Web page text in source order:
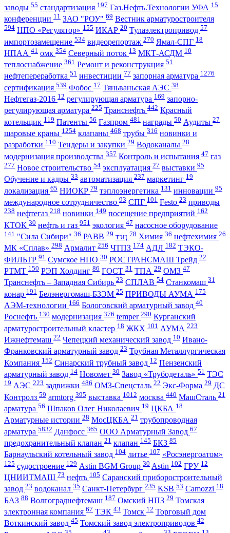
заводы 55 стандартизация 197 Газ.Нефть.Технологии УФА 15
конференции 11 ЗАО "РОУ" 69 Вестник арматуростроителя
594 НПО «Регулятор» 155 ИКАР 20 Тулаэлектропривод 57
импортозамещение 534 видеорепортаж 270 Ямал-СПГ 18
НПАА 41 омк 354 Северный поток 13 МКТ-АСДМ 10
теплоснабжение 361 Ремонт и реконструкция 51
нефтепереработка 51 инвестиции 77 запорная арматура 1276
сертификация 539 Фобос 17 Тяньваньская АЭС 38
Нефтегаз-2016 12 регулирующая арматура 169 запорно-
регулирующая арматура 225 Транснефть 442 Красный
котельщик 119 Патенты 56 Газпром 481 награды 50 Аудиты 27
шаровые краны 1254 клапаны 468 трубы 316 новинки и
разработки 110 Тендеры и закупки 29 Водоканалы 28
модернизация производства 357 Контроль и испытания 47 газ
277 Новое строительство 54 эксплуатация 27 выставки 95
Обучение и кадры 33 автоматизация 237 маркетинг 19
локализация 65 НИОКР 79 тэплоэнергетика 131 инновации 95
международное сотрудничество 93 СПГ 101 Festo 23 приводы
238 нефтегаз 218 новинки 149 посещение предприятий 162
КТОК 30 нефть и газ 951 экология 47 насосное оборудование
141 "Сила Сибири" 36 РАВВ 29 тэц 78 Химия 36 нефтехимия 26
МК «Сплав» 298 Армалит 256 ЧТПЗ 174 АДЛ 182 ТЭКО-
ФИЛЬТР 91 Сумское НПО 30 РОСТРАНСМАШ Трейд 22
РТМТ 150 РЭП Холдинг 86 ГОСТ 31 ТПА 29 ОМЗ 47
Транснефть – Западная Сибирь 23 СПЛАВ 54 Станкомаш 31
конар 191 Белэнергомаш-БЗЭМ 25 ПРИВОДЫ АУМА 175
АЭМ-технологии 166 Бологовский арматурный завод 40
Роснефть 130 модернизация 376 temper 290 Курганский
арматуростроительный кластер 18 ЖКХ 101 АУМА 223
Ижнефтемаш 22 Чепецкий механический завод 10 Ивано-
Франковский арматурный завод 23 Трубная Металлургическая
Компания 152 Синарский трубный завод 12 Пензенский
арматурный завод 14 Новомет 30 Завод «Трубодеталь» 51 ТЭС
19 АЭС 223 задвижки 486 ОМЗ-Спецсталь 22 Экс-Форма 29 ДС
Контролз 59 armtorg 395 выставка 1012 москва 440 МашСталь 21
арматура 56 Шпаков Олег Николаевич 19 ЦКБА 18
Арматурные истории 28 МосЦКБА 21 трубопроводная
арматура 5832 Данфосс 365 ООО Арматурный Завод 67
предохранительный клапан 21 клапан 145 БКЗ 85
Барнаульский котельный завод 104 литье 107 «Росэнергоатом»
125 судостроение 129 Astin BGM Group 30 Astin 102 ГРУ 12
ЦНИИТМАШ 73 нефть 105 Саранский приборостроительный
завод 23 водоканал 35 Санкт-Петербург 235 KSB 53 Camozzi 18
БАЗ 88 Волгограднефтемаш 187 Омский НПЗ 29 Томская
электронная компания 67 ТЭК 43 Томск 12 Торговый дом
Воткинский завод 45 Томский завод электроприводов 42